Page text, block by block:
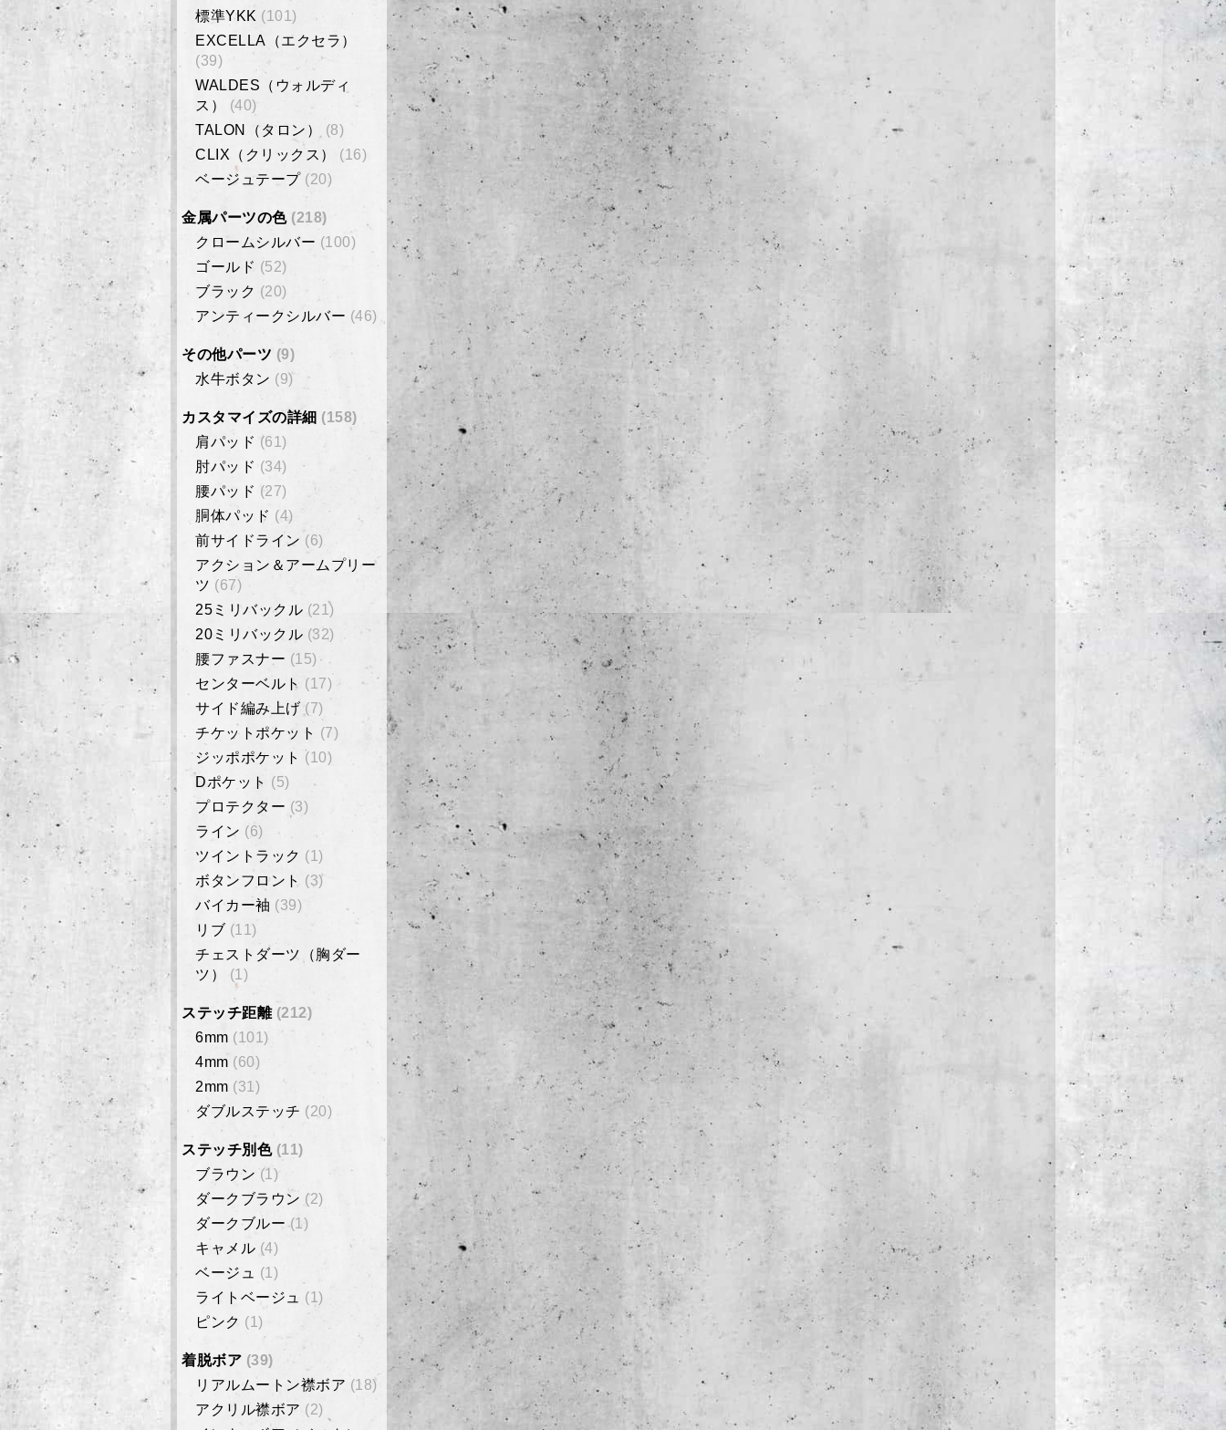
標準YKK (101)
EXCELLA（エクセラ）
(39)
WALDES（ウォルディ
ス）
(40)
TALON（タロン）
(8)
CLIX（クリックス）
(16)
ベージュテープ(20)
金属パーツの色(218)
クロームシルバー (100)
ゴールド (52)
ブラック (20)
アンティークシルバー (46)
その他パーツ (9)
水牛ボタン (9)
カスタマイズの詳細 (158)
肩パッド (61)
肘パッド (34)
腰パッド (27)
胴体パッド (4)
前サイドライン (6)
アクション＆アームプリー
ツ (67)
25ミリバックル (21)
20ミリバックル (32)
腰ファスナー (15)
センターベルト (17)
サイド編み上げ (7)
チケットポケット (7)
ジッポポケット (10)
Dポケット (5)
プロテクター (3)
ライン (6)
ツイントラック (1)
ボタンフロント (3)
バイカー袖 (39)
リブ (11)
チェストダーツ（胸ダー
ツ）
(1)
ステッチ距離(212)
6mm (101)
4mm (60)
2mm (31)
ダブルステッチ (20)
ステッチ別色(11)
ブラウン (1)
ダークブラウン (2)
ダークブルー (1)
キャメル (4)
ベージュ
(1)
ライトベージュ
(1)
ピンク (1)
着脱ボア (39)
リアルムートン襟ボア (18)
アクリル襟ボア (2)